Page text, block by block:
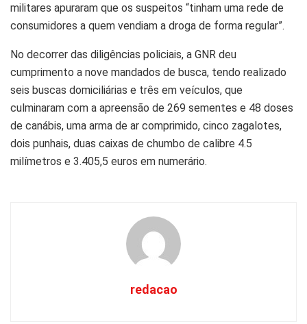
militares apuraram que os suspeitos “tinham uma rede de
consumidores a quem vendiam a droga de forma regular”.
No decorrer das diligências policiais, a GNR deu
cumprimento a nove mandados de busca, tendo realizado
seis buscas domiciliárias e três em veículos, que
culminaram com a apreensão de 269 sementes e 48 doses
de canábis, uma arma de ar comprimido, cinco zagalotes,
dois punhais, duas caixas de chumbo de calibre 4.5
milímetros e 3.405,5 euros em numerário.
redacao